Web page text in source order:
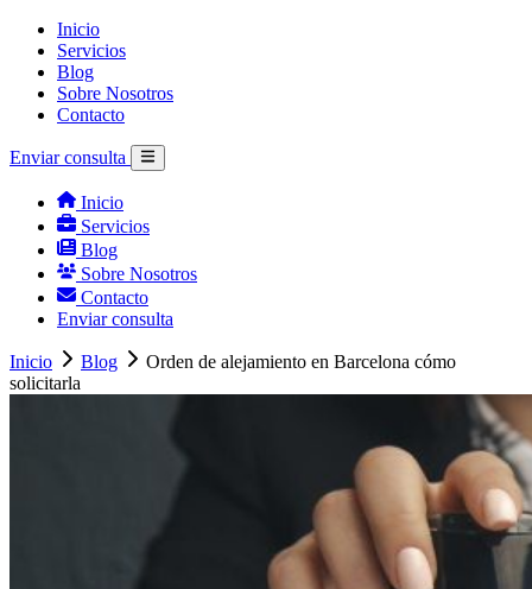
Inicio
Servicios
Blog
Sobre Nosotros
Contacto
Enviar consulta
Inicio
Servicios
Blog
Sobre Nosotros
Contacto
Enviar consulta
Inicio Blog
Orden de alejamiento en Barcelona cómo
solicitarla